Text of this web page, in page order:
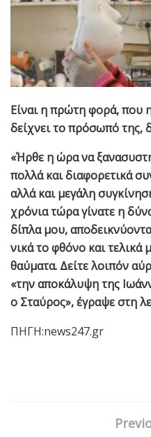
Είναι η πρώτη φορά, που
δείχνει το πρόσωπό της,
«Ήρθε η ώρα να
πολλά και διαφορετικά
αλλά και μεγάλη
χρόνια τώρα γίνατε η
δίπλα μου,
νικά το φθόνο και τελικά
θαύματα. Δείτε λοιπόν
«την αποκάλυψη της
ο Σταύρος», έγραψε στη
ΠΗΓΗ:news247.gr